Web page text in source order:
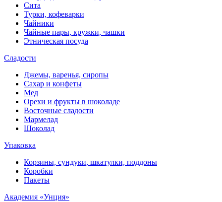
Сита
Турки, кофеварки
Чайники
Чайные пары, кружки, чашки
Этническая посуда
Сладости
Джемы, варенья, сиропы
Сахар и конфеты
Мед
Орехи и фрукты в шоколаде
Восточные сладости
Мармелад
Шоколад
Упаковка
Корзины, сундуки, шкатулки, поддоны
Коробки
Пакеты
Академия «Унция»